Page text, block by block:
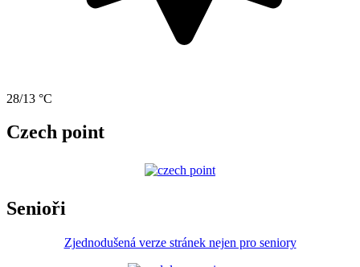
28/13 °C
Czech point
Senioři
Zjednodušená verze stránek nejen pro seniory